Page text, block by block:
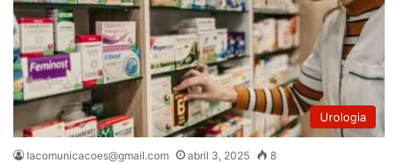
Urologia
lacomunicacoes@gmail.com abril 3, 2025 8